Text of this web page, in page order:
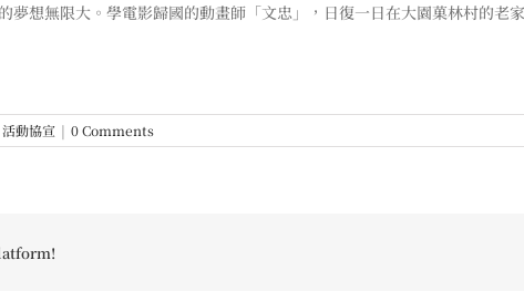
夢想無限大。學電影歸國的動畫師「文忠」，日復一日在大園菓林村的老
活動協宣 | 0 Comments